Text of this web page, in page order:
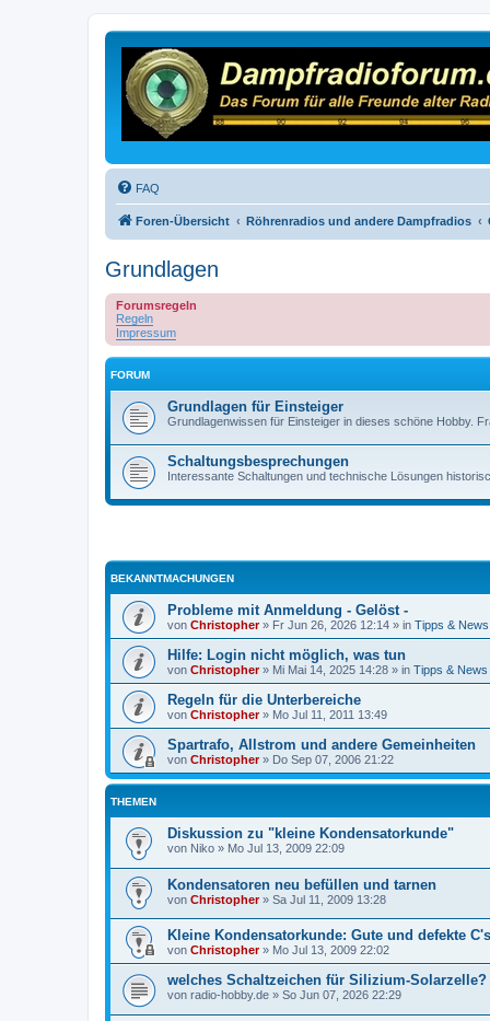
FAQ
Foren-Übersicht Röhrenradios und andere Dampfradios
Grundlagen
Forumsregeln
Regeln
Impressum
FORUM
Grundlagen für Einsteiger
Grundlagenwissen für Einsteiger in dieses schöne Hobby.
Schaltungsbesprechungen
Interessante Schaltungen und technische Lösungen
BEKANNTMACHUNGEN
Probleme mit Anmeldung - Gelöst -
von Christopher» Fr Jun 26, 2026 12:14 » in Tipps & News
Hilfe: Login nicht möglich, was tun
von Christopher» Mi Mai 14, 2025 14:28 » in Tipps & News
Regeln für die Unterbereiche
von Christopher» Mo Jul 11, 2011 13:49
Spartrafo, Allstrom und andere Gemeinheiten
von Christopher» Do Sep 07, 2006 21:22
THEMEN
Diskussion zu "kleine Kondensatorkunde"
von Niko » Mo Jul 13, 2009 22:09
Kondensatoren neu befüllen und tarnen
von Christopher» Sa Jul 11, 2009 13:28
Kleine Kondensatorkunde: Gute und defekte
von Christopher» Mo Jul 13, 2009 22:02
welches Schaltzeichen für Silizium-Solarzelle?
von radio-hobby.de » So Jun 07, 2026 22:29